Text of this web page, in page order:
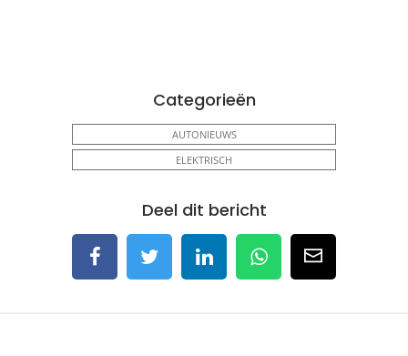
Categorieën
AUTONIEUWS
ELEKTRISCH
Deel dit bericht